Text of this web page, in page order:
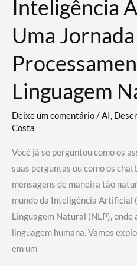
Inteligência
Uma
Linguagem
Deixe um comentário/AI,
Costa
Você já se perguntou como os
suas perguntas ou como os
mensagens de maneira tão
mundo da Inteligência Artificial
Linguagem Natural (NLP), onde
linguagem humana. Vamos
em um